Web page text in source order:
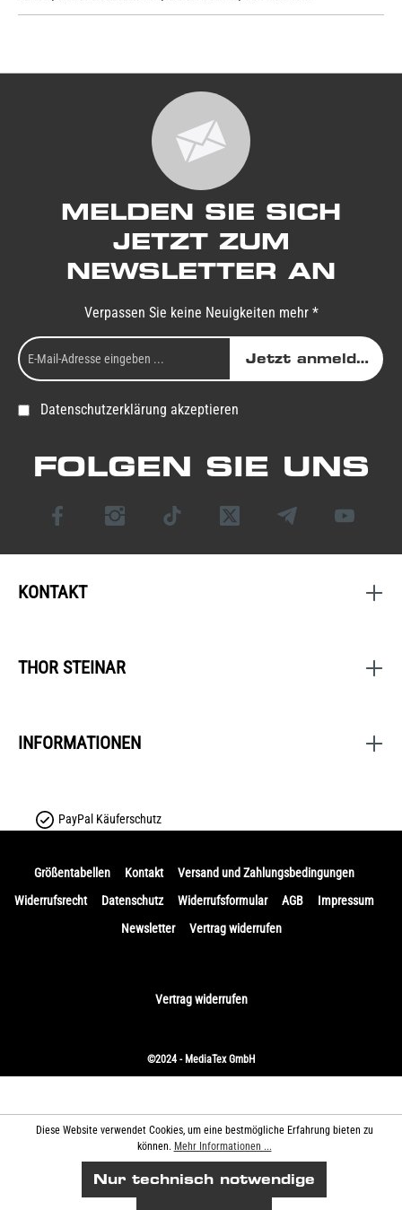
MELDEN SIE SICH
JETZT ZUM
NEWSLETTER AN
Verpassen Sie keine Neuigkeiten mehr *
Jetzt anmelden
Datenschutzerklärung akzeptieren
FOLGEN SIE UNS
KONTAKT
THOR STEINAR
INFORMATIONEN
PayPal Käuferschutz
Größentabellen Kontakt
Versand und Zahlungsbedingungen
Widerrufsrecht
Datenschutz Widerrufsformular AGB
Impressum
Newsletter
Vertrag widerrufen
Vertrag widerrufen
©2024 - MediaTex GmbH
Diese Website verwendet Cookies, um eine bestmögliche Erfahrung bieten zu
können. Mehr Informationen ...
Nur technisch notwendige